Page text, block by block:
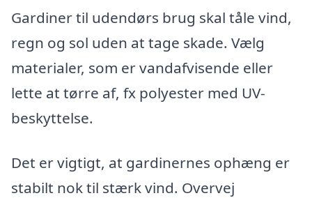
Gardiner til udendørs brug skal tåle vind,
regn og sol uden at tage skade. Vælg
materialer, som er vandafvisende eller
lette at tørre af, fx polyester med UV-
beskyttelse.
Det er vigtigt, at gardinernes ophæng er
stabilt nok til stærk vind. Overvej